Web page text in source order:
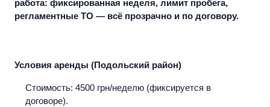
работа: фиксированная неделя, лимит пробега,
регламентные ТО — всё прозрачно и по договору.
Условия аренды (Подольский район)
Стоимость: 4500 грн/неделю (фиксируется в
договоре).